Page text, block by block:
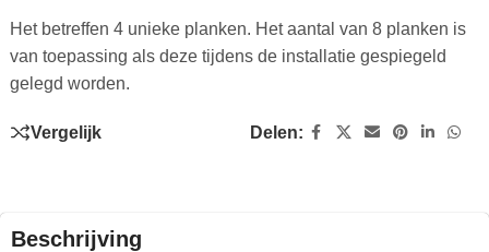
Het betreffen 4 unieke planken. Het aantal van 8 planken is
van toepassing als deze tijdens de installatie gespiegeld
gelegd worden.
Vergelijk Delen:
Beschrijving